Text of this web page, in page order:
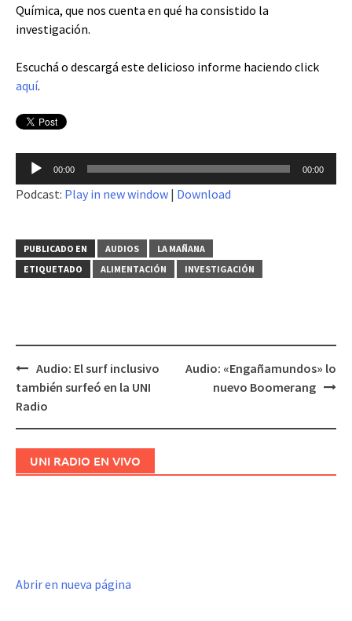
Química, que nos cuenta en qué ha consistido la
investigación.
Escuchá o descargá este delicioso informe haciendo click
aquí.
Reproductor
de
audio
00:00 00:00
Podcast: Play in new window | Download
PUBLICADO EN AUDIOS
LA MAÑANA
ETIQUETADO
ALIMENTACIÓN INVESTIGACIÓN
Navegación
de
Audio: El surf inclusivo
también surfeó en la UNI
Radio
Audio: «Engañamundos» lo
nuevo Boomerang
UNI RADIO EN VIVO
Abrir en nueva página